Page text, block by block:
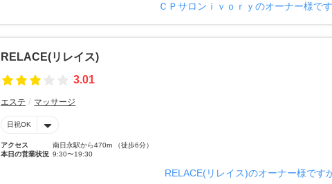
ＣＰサロンｉｖｏｒｙのオーナー様で
RELACE(リレイス)
3.01
エステ マッサージ
日祝OK
アクセス
南日永駅から470m （徒歩6分）
本日の営業状況 9:30〜19:30
RELACE(リレイス)のオーナー様です